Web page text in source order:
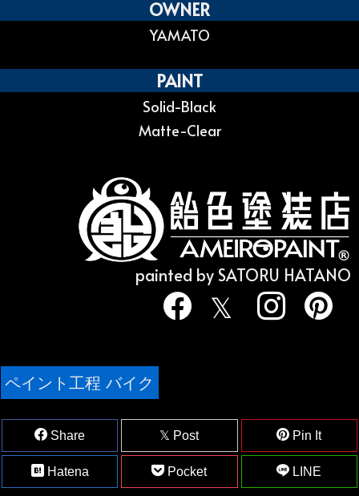
OWNER
YAMATO
PAINT
Solid-Black
Matte-Clear
painted by SATORU HATANO
ペイント工程 バイク
Share Post Pin It
Hatena Pocket LINE